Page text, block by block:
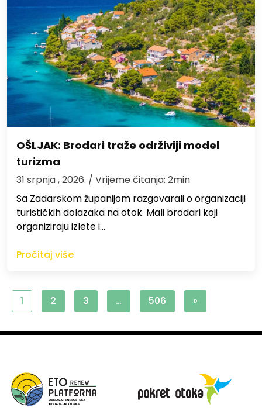
OŠLJAK: Brodari traže održiviji model
turizma
31 srpnja , 2026. / Vrijeme čitanja: 2min
Sa Zadarskom županijom razgovarali o organizaciji
turističkih dolazaka na otok. Mali brodari koji
organiziraju izlete i…
Pročitaj više
1 2 3 … 506 »